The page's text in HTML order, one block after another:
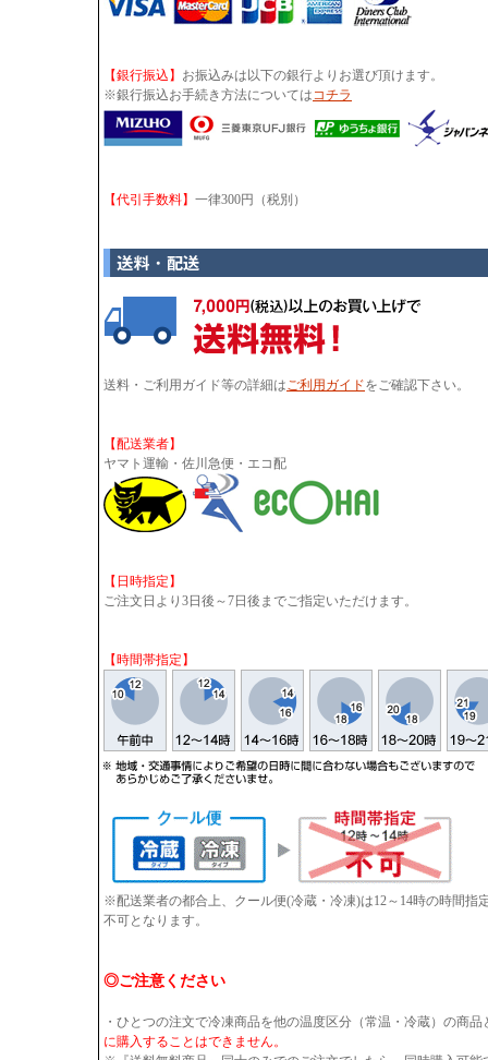
【銀行振込】 お振込みは以下の銀行よりお選び頂けます。
※銀行振込お手続き方法についてはコチラ
【代引手数料】 一律300円（税別）
送料・ご利用ガイド等の詳細はご利用ガイドをご確認下さい。
【配送業者】
ヤマト運輸・佐川急便・エコ配
【日時指定】
ご注文日より3日後～7日後までご指定いただけます。
【時間帯指定】
※配送業者の都合上、クール便(冷蔵・冷凍)は12～14時の時間
不可となります。
◎ご注意ください
・ひとつの注文で冷凍商品を他の温度区分（常温・冷蔵）の商品
に購入することはできません。